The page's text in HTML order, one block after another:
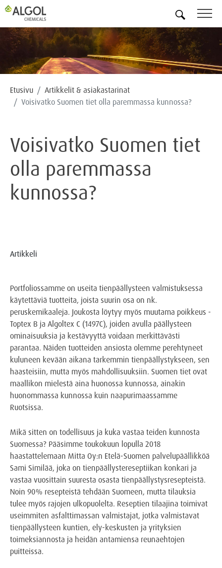
Etusivu
Artikkelit & asiakastarinat
Voisivatko Suomen tiet olla paremmassa kunnossa?
Voisivatko Suomen tiet
olla paremmassa
kunnossa?
Artikkeli
Portfoliossamme on useita tienpäällysteen valmistuksessa
käytettäviä tuotteita, joista suurin osa on nk.
peruskemikaaleja. Joukosta löytyy myös muutama poikkeus -
Toptex B ja Algoltex C (1497C), joiden avulla päällysteen
ominaisuuksia ja kestävyyttä voidaan merkittävästi
parantaa. Näiden tuotteiden ansiosta olemme perehtyneet
kuluneen kevään aikana tarkemmin tienpäällystykseen, sen
haasteisiin, mutta myös mahdollisuuksiin. Suomen tiet ovat
maallikon mielestä aina huonossa kunnossa, ainakin
huonommassa kunnossa kuin naapurimaassamme
Ruotsissa.
Mikä sitten on todellisuus ja kuka vastaa teiden kunnosta
Suomessa? Pääsimme toukokuun lopulla 2018
haastattelemaan Mitta Oy:n Etelä-Suomen palvelupäällikköä
Sami Similää, joka on tienpäällystereseptiikan konkari ja
vastaa vuosittain suuresta osasta tienpäällystysresepteistä.
Noin 90% resepteistä tehdään Suomeen, mutta tilauksia
tulee myös rajojen ulkopuolelta. Reseptien tilaajina toimivat
useimmiten asfalttimassan valmistajat, jotka valmistavat
tienpäällysteen kuntien, ely-keskusten ja yrityksien
toimeksiannosta ja heidän antamiensa reunaehtojen
puitteissa.